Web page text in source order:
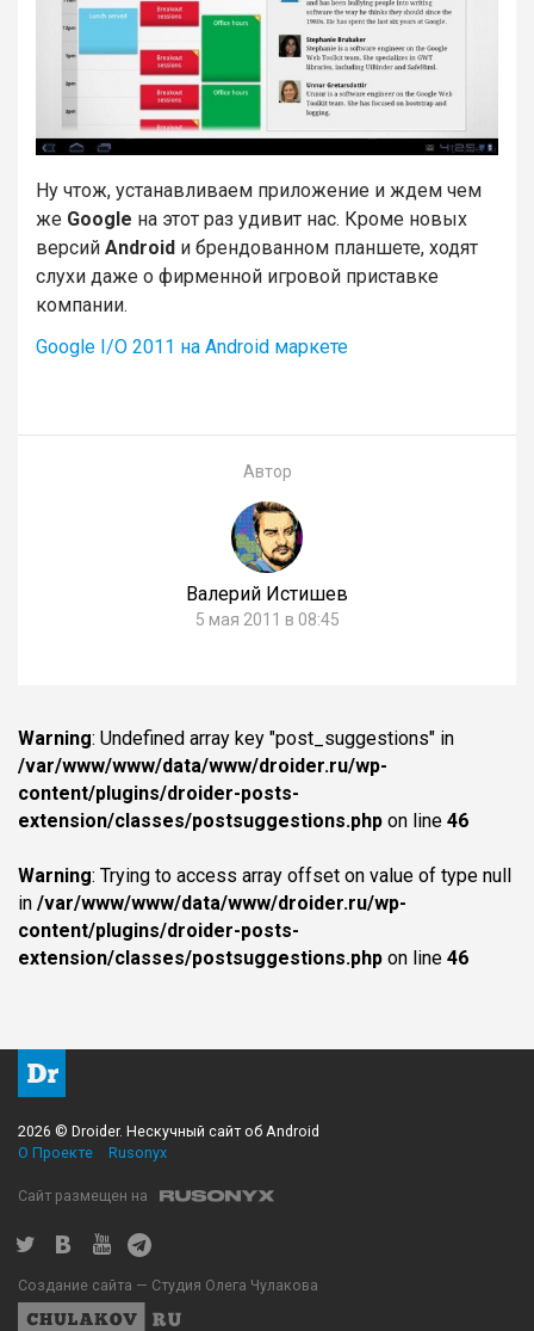
Ну чтож, устанавливаем приложение и ждем чем
же Google на этот раз удивит нас. Кроме новых
версий Android и брендованном планшете, ходят
слухи даже о фирменной игровой приставке
компании.
Google I/O 2011 на Android маркете
Автор
Валерий Истишев
5 мая 2011 в 08:45
Warning: Undefined array key "post_suggestions" in
/var/www/www/data/www/droider.ru/wp-
content/plugins/droider-posts-
extension/classes/postsuggestions.php on line 46
Warning: Trying to access array offset on value of type null
in /var/www/www/data/www/droider.ru/wp-
content/plugins/droider-posts-
extension/classes/postsuggestions.php on line 46
2026 © Droider. Нескучный сайт об Android
О Проекте
Rusonyx
Сайт размещен на
Создание сайта — Студия Олега Чулакова